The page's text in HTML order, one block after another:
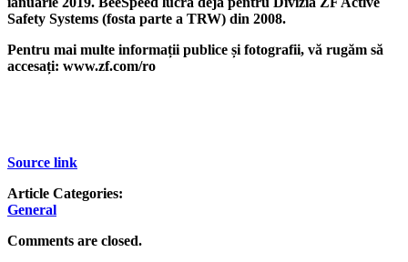
Safety Systems (fosta parte a TRW) din 2008.
Pentru mai multe informații publice și fotografii, vă rugăm să
accesați: www.zf.com/ro
Source link
Article Categories:
General
Comments are closed.